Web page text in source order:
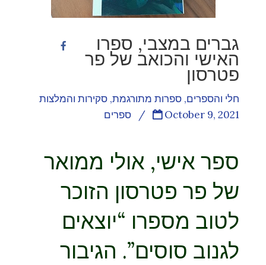
גברים במצבי, ספרו
האישי והכואב של פר
פטרסון
חלי והספרים,ספרות מתורגמת,סקירות והמלצות
ספרים
/ October 9, 2021
ספר אישי, אולי ממואר
של פר פטרסון הזוכר
לטוב מספרו “יוצאים
לגנוב סוסים”. הגיבור